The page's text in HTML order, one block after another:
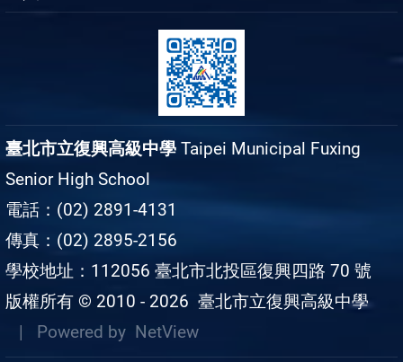
臺北市立復興高級中學 Taipei Municipal Fuxing
Senior High School
電話：(02) 2891-4131
傳真：(02) 2895-2156
學校地址：112056 臺北市北投區復興四路 70 號
版權所有 © 2010 - 2026 臺北市立復興高級中學
| Powered by NetView